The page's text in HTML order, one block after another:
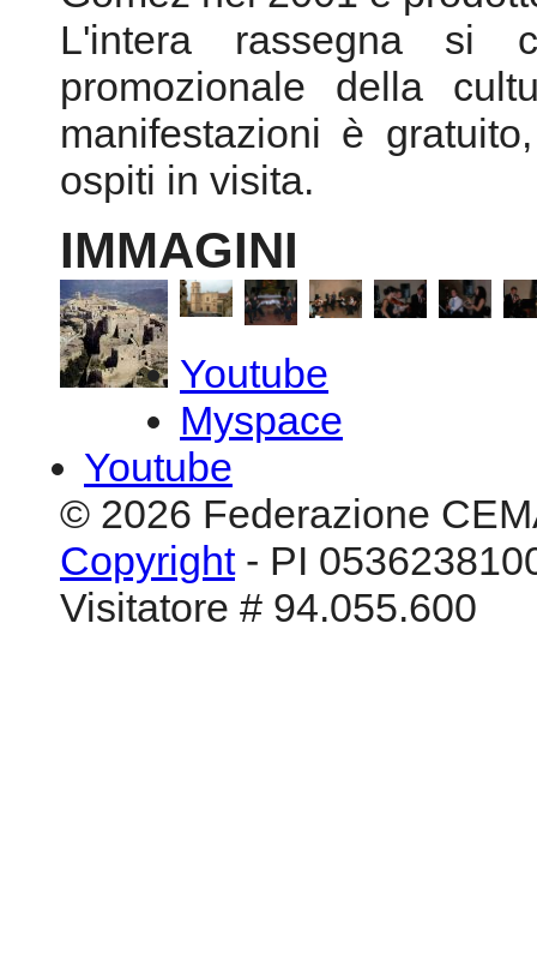
IMMAGINI
Youtube
Youtube
© 2026 Federazione
Copyright- PI
Visitatore # 94.055.600